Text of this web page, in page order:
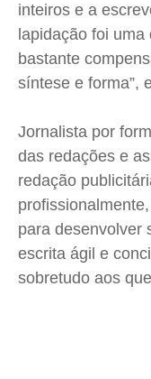
inteiros e a
lapidação foi
bastante
síntese e forma”,
Jornalista por
das redações e
redação
para desenvolver
escrita ágil e
sobretudo aos